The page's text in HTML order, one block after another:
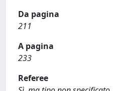
Da pagina
211
A pagina
233
Referee